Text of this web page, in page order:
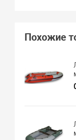
Похожие